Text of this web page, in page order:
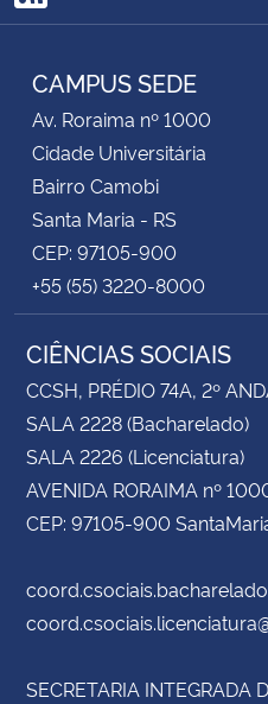
RSS
CAMPUS SEDE
Av. Roraima nº 1000
Cidade Universitária
Bairro Camobi
Santa Maria - RS
CEP: 97105-900
+55 (55) 3220-8000
CIÊNCIAS SOCIAIS
CCSH, PRÉDIO 74A, 2º
SALA 2228 (Bacharelado)
SALA 2226 (Licenciatura)
AVENIDA RORAIMA nº
CEP: 97105-900
SECRETARIA INTEGRADA